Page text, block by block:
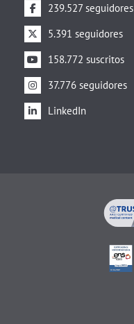
239.527 seguidores
5.391 seguidores
158.772 suscritos
37.776 seguidores
LinkedIn